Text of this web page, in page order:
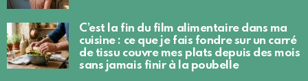
C’est la fin du film alimentaire dans ma
cuisine : ce que je fais fondre sur un carré
de tissu couvre mes plats depuis des mois
sans jamais finir à la poubelle